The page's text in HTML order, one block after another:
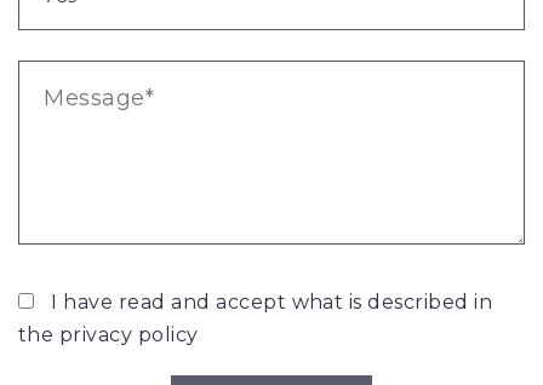
I have read and accept what is described in
the privacy policy